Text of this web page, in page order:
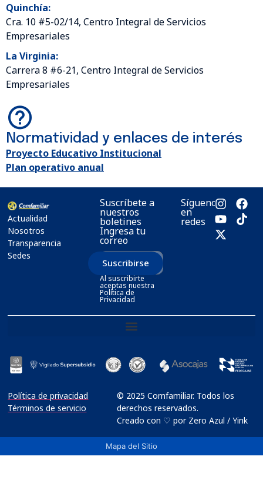
Quinchía:
Cra. 10 #5-02/14, Centro Integral de Servicios
Empresariales
La Virginia:
Carrera 8 #6-21, Centro Integral de Servicios
Empresariales
Normatividad y enlaces de interés
Proyecto Educativo Institucional
Plan operativo anual
Actualidad
Nosotros
Transparencia
Sedes
Suscríbete a
nuestros
boletines
Ingresa tu
correo
Suscribirse
Al suscribirte
aceptas nuestra
Política de
Privacidad
Síguenos
en
redes
Política de privacidad
Términos de servicio
© 2025 Comfamiliar. Todos los
derechos reservados.
Creado con ♡ por Zero Azul / Yink
Mapa del Sitio